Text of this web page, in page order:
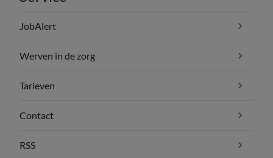
JobAlert
Werven in de zorg
Tarieven
Contact
RSS